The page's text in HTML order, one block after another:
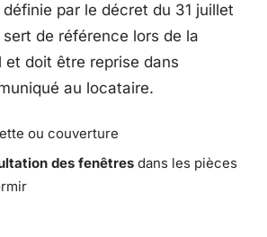
par le décret du 31 juillet
de référence lors de la
et doit être reprise dans
au locataire.
ou couverture
des fenêtres dans les pièces